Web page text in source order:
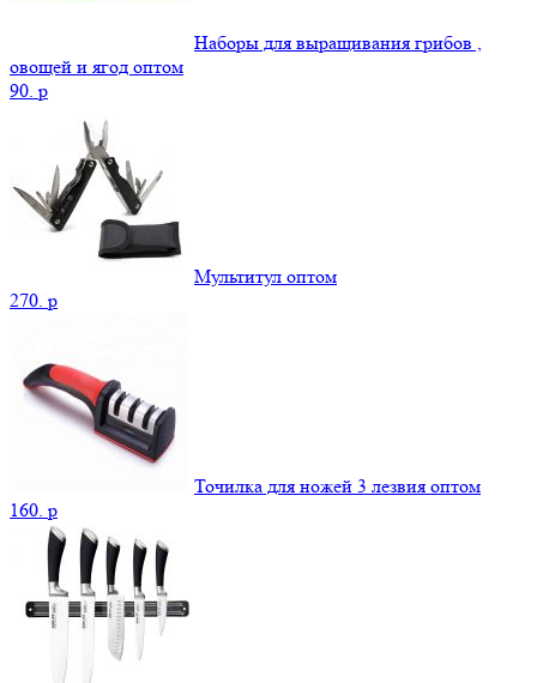
Наборы для выращивания грибов ,
овощей и ягод оптом
90. p
Мультитул оптом
270. p
Точилка для ножей 3 лезвия оптом
160. p